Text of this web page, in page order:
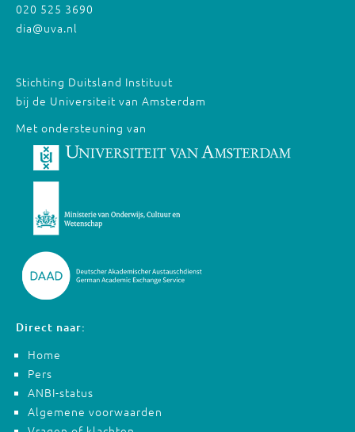
020 525 3690
dia@uva.nl
Stichting Duitsland Instituut
bij de Universiteit van Amsterdam
Met ondersteuning van
Direct naar:
Home
Pers
ANBI-status
Algemene voorwaarden